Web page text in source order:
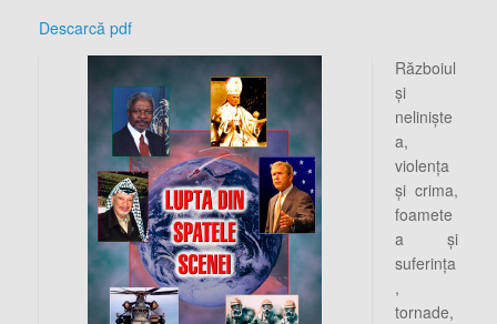
Descarcă pdf
Războiul
şi
nelinişte
a,
violenţa
şi crima,
foamete
a şi
suferinţa
,
tornade,